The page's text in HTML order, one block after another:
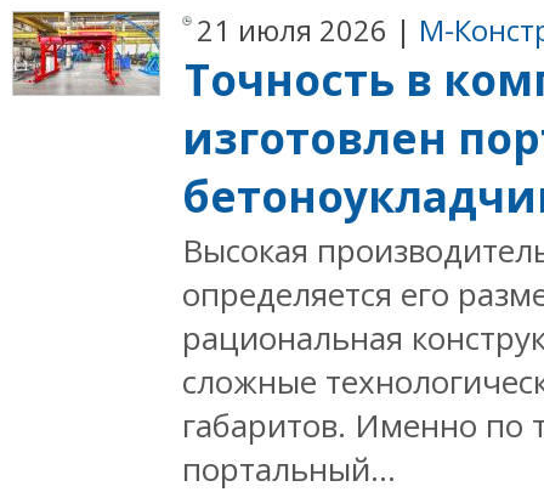
21 июля 2026 | М-
Точность в
изготовлен
Высокая
определяется его
рациональная
сложные
габаритов. Именно по
портальный...